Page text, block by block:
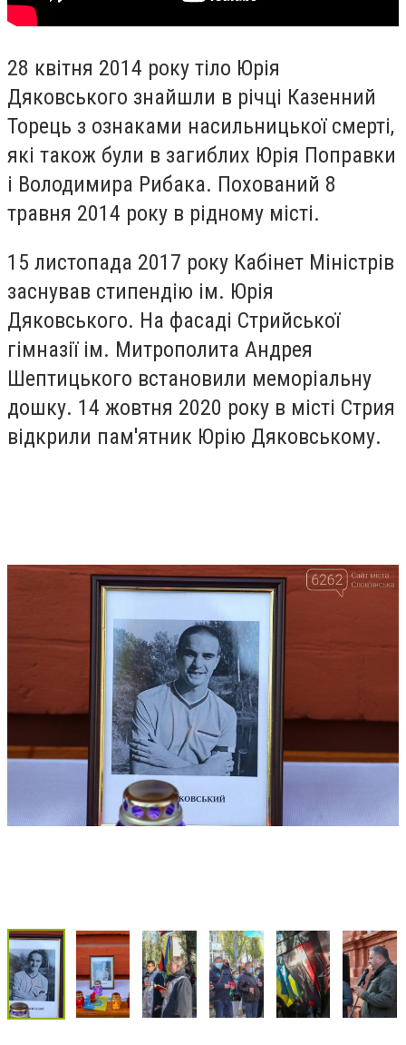
28 квітня 2014 року тіло Юрія
Дяковського знайшли в річці Казенний
Торець з ознаками насильницької смерті,
які також були в загиблих Юрія Поправки
і Володимира Рибака. Похований 8
травня 2014 року в рідному місті.
15 листопада 2017 року Кабінет Міністрів
заснував стипендію ім. Юрія
Дяковського. На фасаді Стрийської
гімназії ім. Митрополита Андрея
Шептицького встановили меморіальну
дошку. 14 жовтня 2020 року в місті Стрия
відкрили пам'ятник Юрію Дяковському.